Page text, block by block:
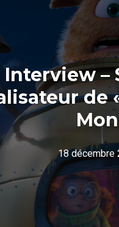
Interview –
de
18 décembre